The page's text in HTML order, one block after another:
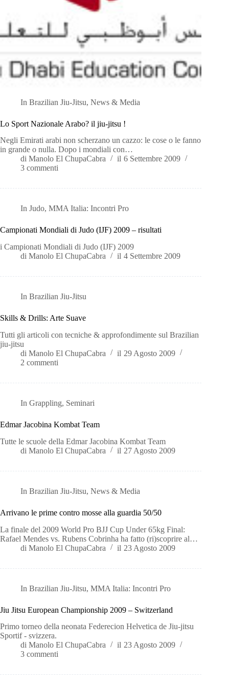
In Brazilian Jiu-Jitsu,News & Media
Lo Sport Nazionale Arabo? il jiu-jitsu !
Negli Emirati arabi non scherzano un cazzo: le cose o le fanno
in grande o nulla. Dopo i mondiali con…
di Manolo El ChupaCabra il 6 Settembre 2009
3 commenti
In Judo,MMA Italia: Incontri Pro
Campionati Mondiali di Judo (IJF) 2009 – risultati
i Campionati Mondiali di Judo (IJF) 2009
di Manolo El ChupaCabra il 4 Settembre 2009
In Brazilian Jiu-Jitsu
Skills & Drills: Arte Suave
Tutti gli articoli con tecniche & approfondimente sul Brazilian
jiu-jitsu
di Manolo El ChupaCabra il 29 Agosto 2009
2 commenti
In Grappling, Seminari
Edmar Jacobina Kombat Team
Tutte le scuole della Edmar Jacobina Kombat Team
di Manolo El ChupaCabra il 27 Agosto 2009
In Brazilian Jiu-Jitsu,News & Media
Arrivano le prime contro mosse alla guardia 50/50
La finale del 2009 World Pro BJJ Cup Under 65kg Final:
Rafael Mendes vs. Rubens Cobrinha ha fatto (ri)scoprire al…
di Manolo El ChupaCabra il 23 Agosto 2009
In Brazilian Jiu-Jitsu,MMA Italia: Incontri Pro
Jiu Jitsu European Championship 2009 – Switzerland
Primo torneo della neonata Federecion Helvetica de Jiu-jitsu
Sportif - svizzera.
di Manolo El ChupaCabra il 23 Agosto 2009
3 commenti